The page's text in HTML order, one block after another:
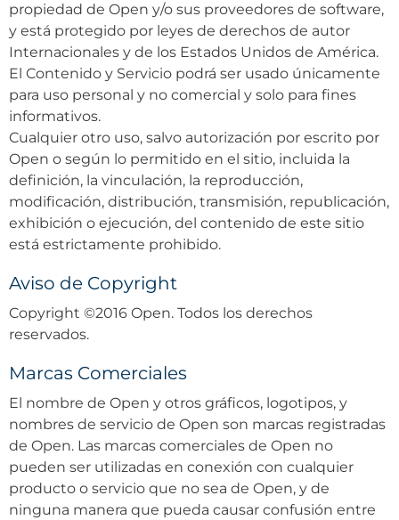
propiedad de Open y/o sus proveedores de software,
y está protegido por leyes de derechos de autor
Internacionales y de los Estados Unidos de América.
El Contenido y Servicio podrá ser usado únicamente
para uso personal y no comercial y solo para fines
informativos.
Cualquier otro uso, salvo autorización por escrito por
Open o según lo permitido en el sitio, incluida la
definición, la vinculación, la reproducción,
modificación, distribución, transmisión, republicación,
exhibición o ejecución, del contenido de este sitio
está estrictamente prohibido.
Aviso de Copyright
Copyright ©2016 Open. Todos los derechos
reservados.
Marcas Comerciales
El nombre de Open y otros gráficos, logotipos, y
nombres de servicio de Open son marcas registradas
de Open. Las marcas comerciales de Open no
pueden ser utilizadas en conexión con cualquier
producto o servicio que no sea de Open, y de
ninguna manera que pueda causar confusión entre